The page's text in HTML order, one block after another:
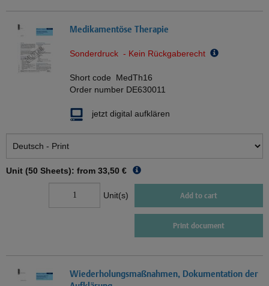
Medikamentöse Therapie
Sonderdruck - Kein Rückgaberecht
Short code MedTh16
Order number DE630011
jetzt digital aufklären
Unit (50 Sheets): from 33,50 €
Unit(s) Add to cart
Print document
Wiederholungsmaßnahmen, Dokumentation der